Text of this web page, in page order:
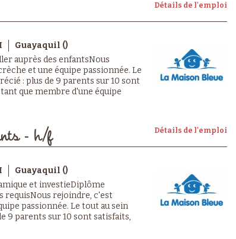
Détails de l'emploi
Guayaquil ()
auprès des enfantsNous
et une équipe passionnée. Le
: plus de 9 parents sur 10 sont
que membre d'une équipe
Détails de l'emploi
- h/f
Guayaquil ()
et investieDiplôme
requisNous rejoindre, c'est
passionnée. Le tout au sein
9 parents sur 10 sont satisfaits,